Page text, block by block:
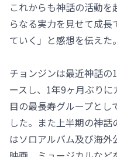
これからも神話の活動
らなる実力を見せて成
ていく」と感想を伝えた。
チョンジンは最近神話の
ースし、1年9ヶ月ぶり
目の最長寿グループと
した。また上半期の神
はソロアルバム及び海外